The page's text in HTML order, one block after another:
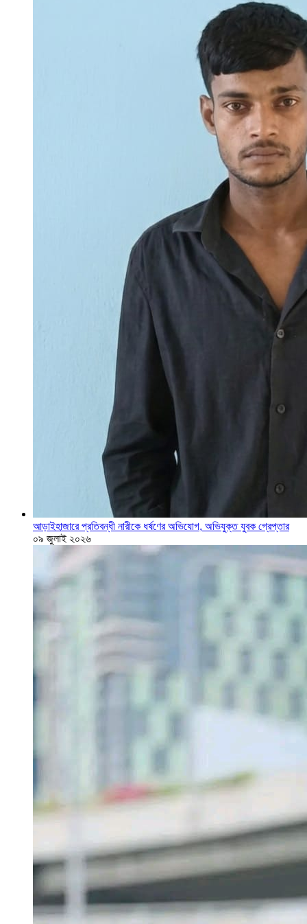
আড়াইহাজারে প্রতিবন্ধী নারীকে ধর্ষণের অভিযোগ, অভিযুক্ত যুবক গ্রেপ্তার
০৯ জুলাই ২০২৬